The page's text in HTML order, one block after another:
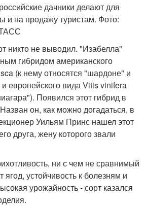
дачники делают для
и на продажу туристам. Фото:
никто не выводил. "Изабелла"
гибридом американского
(к нему относятся "шардоне" и
европейского вида Vitis vinifera
Появился этот гибрид в
он, как можно догадаться, в
Уильям Принс нашел этот
друга, жену которого звали
ни с чем не сравнимый
устойчивость к болезням и
урожайность - сорт казался